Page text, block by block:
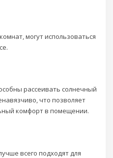
могут использоваться
рассеивать солнечный
что позволяет
комфорт в помещении.
всего подходят для